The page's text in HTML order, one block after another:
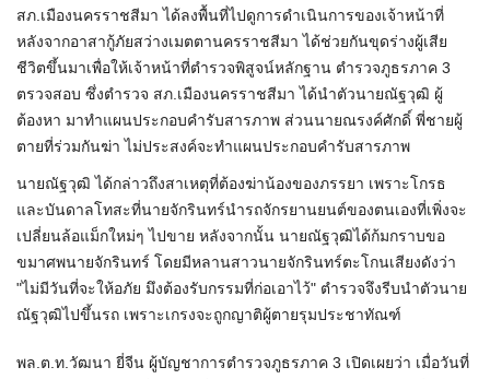
สภ.เมืองนครราชสีมา ได้ลงพื้นที่ไปดูการดำเนินการของเจ้าหน้าที่
หลังจากอาสากู้ภัยสว่างเมตตานครราชสีมา ได้ช่วยกันขุดร่างผู้เสีย
ชีวิตขึ้นมาเพื่อให้เจ้าหน้าที่ตำรวจพิสูจน์หลักฐาน ตำรวจภูธรภาค 3
ตรวจสอบ ซึ่งตำรวจ สภ.เมืองนครราชสีมา ได้นำตัวนายณัฐวุฒิ ผู้
ต้องหา มาทำแผนประกอบคำรับสารภาพ ส่วนนายณรงค์ศักดิ์ พี่ชายผู้
ตายที่ร่วมกันฆ่า ไม่ประสงค์จะทำแผนประกอบคำรับสารภาพ
นายณัฐวุฒิ ได้กล่าวถึงสาเหตุที่ต้องฆ่าน้องของภรรยา เพราะโกรธ
และบันดาลโทสะที่นายจักรินทร์นำรถจักรยานยนต์ของตนเองที่เพิ่งจะ
เปลี่ยนล้อแม็กใหม่ๆ ไปขาย หลังจากนั้น นายณัฐวุฒิได้ก้มกราบขอ
ขมาศพนายจักรินทร์ โดยมีหลานสาวนายจักรินทร์ตะโกนเสียงดังว่า
"ไม่มีวันที่จะให้อภัย มึงต้องรับกรรมที่ก่อเอาไว้" ตำรวจจึงรีบนำตัวนาย
ณัฐวุฒิไปขึ้นรถ เพราะเกรงจะถูกญาติผู้ตายรุมประชาทัณฑ์
พล.ต.ท.วัฒนา ยี่จีน ผู้บัญชาการตำรวจภูธรภาค 3 เปิดเผยว่า เมื่อวันที่